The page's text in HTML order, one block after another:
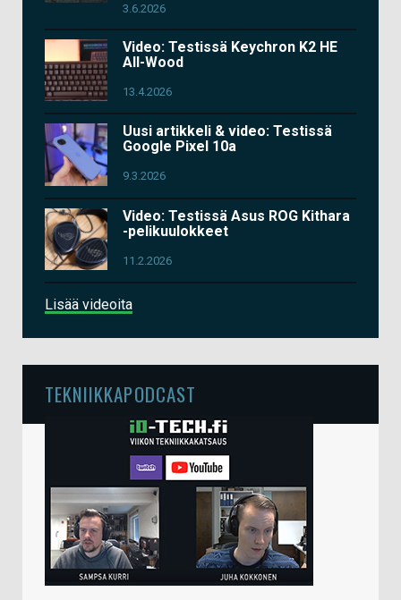
3.6.2026
Video: Testissä Keychron K2 HE
All-Wood
13.4.2026
Uusi artikkeli & video: Testissä
Google Pixel 10a
9.3.2026
Video: Testissä Asus ROG Kithara
-pelikuulokkeet
11.2.2026
Lisää videoita
TEKNIIKKAPODCAST